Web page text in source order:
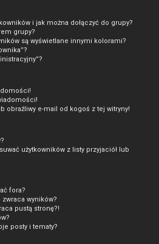
i jak można dołączyć do grupy?
grupy?
są wyświetlane innymi kolorami?
obraźliwy e-mail od kogoś z tej witryny!
użytkowników z listy przyjaciół lub
fora?
wyników?
pustą stronę?!
posty i tematy?